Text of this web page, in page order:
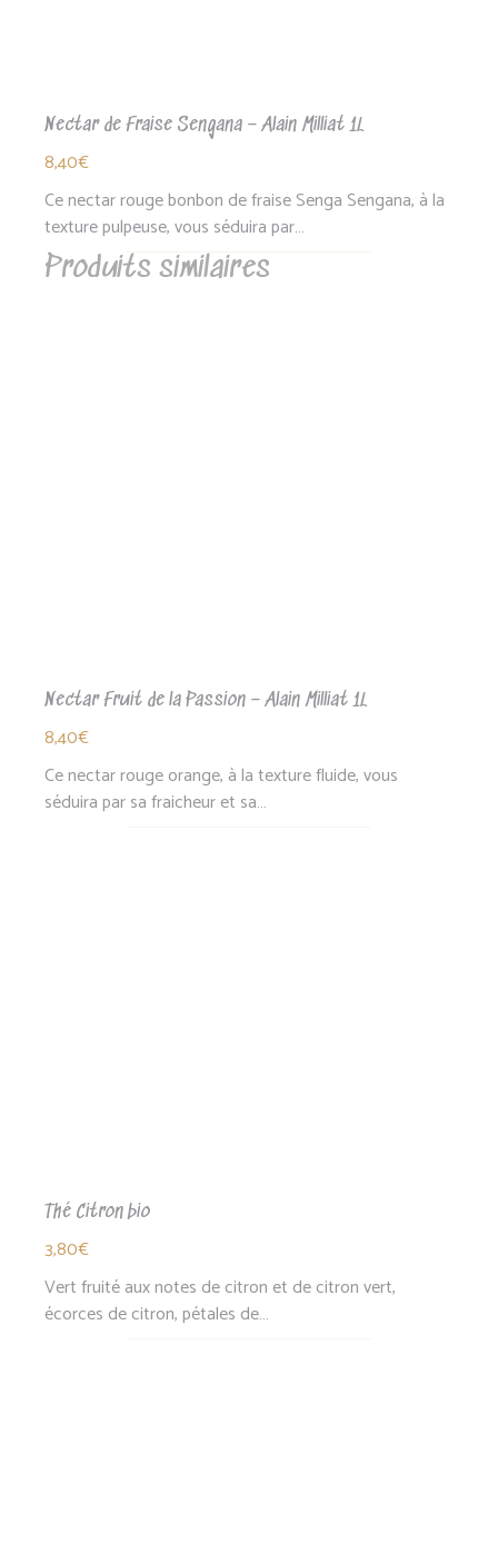
Nectar de Fraise Sengana – Alain Milliat 1L
8,40€
Ce nectar rouge bonbon de fraise Senga Sengana, à la
texture pulpeuse, vous séduira par…
Produits similaires
Nectar Fruit de la Passion – Alain Milliat 1L
8,40€
Ce nectar rouge orange, à la texture fluide, vous
séduira par sa fraicheur et sa…
Thé Citron bio
3,80€
Vert fruité aux notes de citron et de citron vert,
écorces de citron, pétales de…